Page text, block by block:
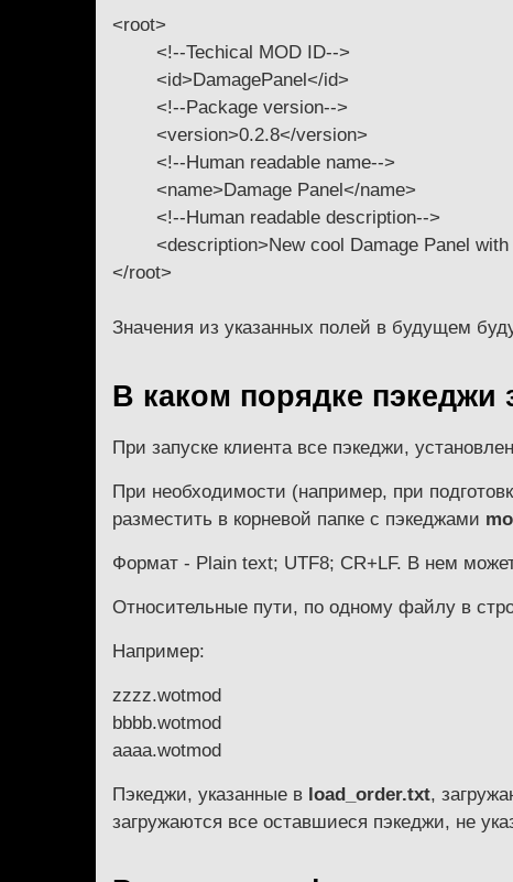
<root>
<!--Techical MOD ID-->
<id>DamagePanel</id>
<!--Package version-->
<version>0.2.8</version>
<!--Human readable name-->
<name>Damage Panel</name>
<!--Human readable description-->
<description>New cool Damage Panel
</root>
Значения из указанных полей в будущем
В каком порядке пэкеджи
При запуске клиента все пэкеджи,
При необходимости (например, при
разместить в корневой папке с пэкеджами
Формат - Plain text; UTF8; CR+LF. В нем
Относительные пути, по одному файлу в
Например:
zzzz.wotmod
bbbb.wotmod
aaaa.wotmod
Пэкеджи, указанные в load_order.txt,
загружаются все оставшиеся пэкеджи, не